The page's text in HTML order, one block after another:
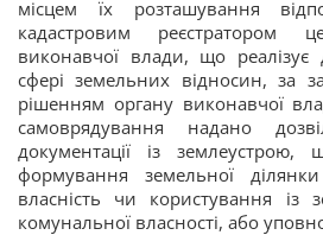
місцем їх розташування
кадастровим реєстратором
виконавчої влади, що реалізує
сфері земельних відносин, за
рішенням органу виконавчої
самоврядування надано
документації із
формування земельної
власність чи користування із
комунальної власності, або